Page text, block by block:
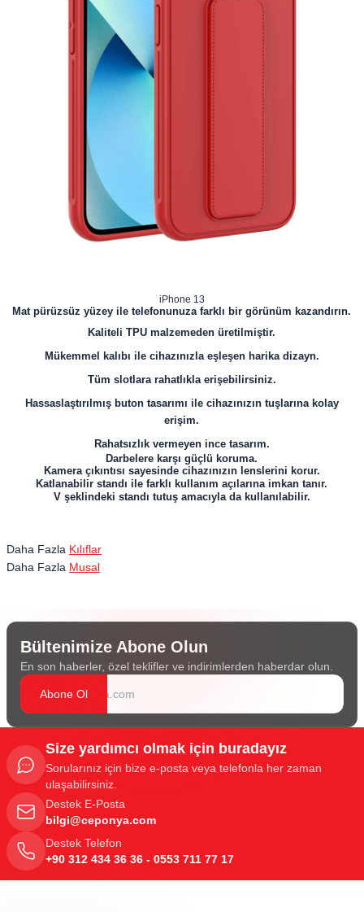
iPhone 13
Mat pürüzsüz yüzey ile telefonunuza farklı bir görünüm kazandırın.
Kaliteli TPU malzemeden üretilmiştir.
Mükemmel kalıbı ile cihazınızla eşleşen harika dizayn.
Tüm slotlara rahatlıkla erişebilirsiniz.
Hassaslaştırılmış buton tasarımı ile cihazınızın tuşlarına kolay
erişim.
Rahatsızlık vermeyen ince tasarım.
Darbelere karşı güçlü koruma.
Kamera çıkıntısı sayesinde cihazınızın lenslerini korur.
Katlanabilir standı ile farklı kullanım açılarına imkan tanır.
V şeklindeki standı tutuş amacıyla da kullanılabilir.
Daha Fazla Kılıflar
Daha Fazla Musal
Bültenimize Abone Olun
En son haberler, özel teklifler ve indirimlerden haberdar olun.
Abone Ol
Size yardımcı olmak için buradayız
Sorularınız için bize e-posta veya telefonla her zaman
ulaşabilirsiniz.
Destek E-Posta
bilgi@ceponya.com
Destek Telefon
+90 312 434 36 36 - 0553 711 77 17